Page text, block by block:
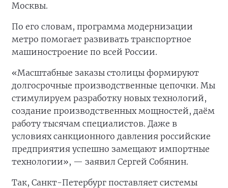
Москвы.
По его словам, программа модернизации
метро помогает развивать транспортное
машиностроение по всей России.
«Масштабные заказы столицы формируют
долгосрочные производственные цепочки. Мы
стимулируем разработку новых технологий,
создание производственных мощностей, даём
работу тысячам специалистов. Даже в
условиях санкционного давления российские
предприятия успешно замещают импортные
технологии», — заявил Сергей Собянин.
Так, Санкт-Петербург поставляет системы